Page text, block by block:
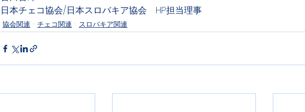
日本チェコ協会/日本スロバキア協会　HP担当理事
協会関連 チェコ関連 スロバキア関連